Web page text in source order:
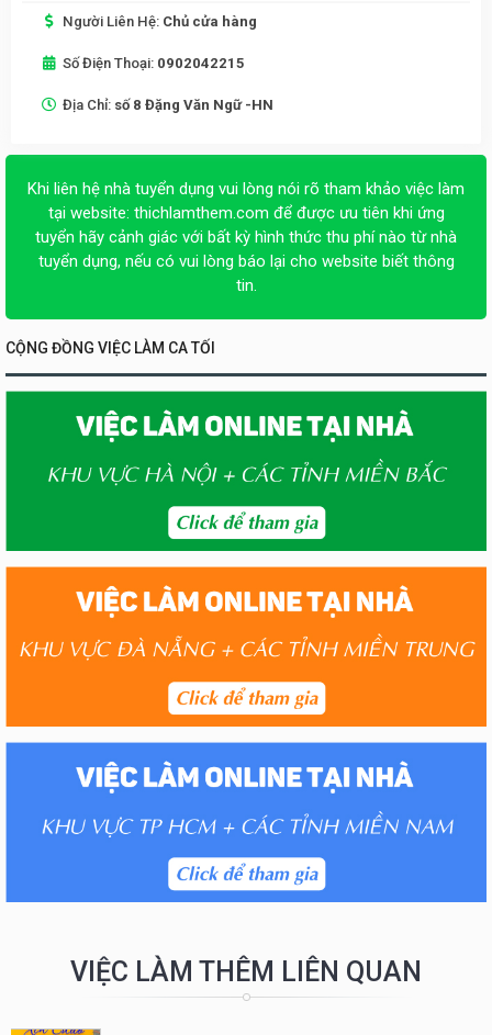
Người Liên Hệ: Chủ cửa hàng
Số Điện Thoại: 0902042215
Địa Chỉ: số 8 Đặng Văn Ngữ -HN
Khi liên hệ nhà tuyển dụng vui lòng nói rõ tham khảo việc làm
tại website: thichlamthem.com để được ưu tiên khi ứng
tuyển hãy cảnh giác với bất kỳ hình thức thu phí nào từ nhà
tuyển dụng, nếu có vui lòng báo lại cho website biết thông
tin.
CỘNG ĐỒNG VIỆC LÀM CA TỐI
VIỆC LÀM THÊM LIÊN QUAN